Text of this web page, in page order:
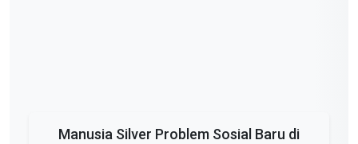
Manusia Silver Problem Sosial Baru di